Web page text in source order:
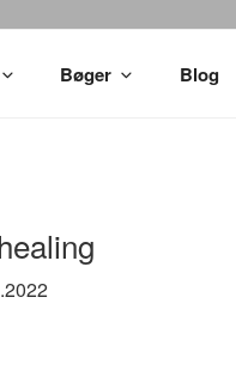
Bøger Blog